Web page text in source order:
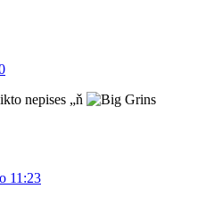
nepises „ň
11:23